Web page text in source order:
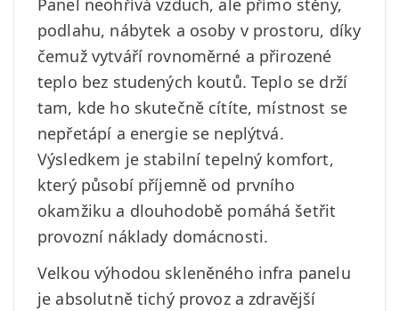
Panel neohřívá vzduch, ale přímo stěny,
podlahu, nábytek a osoby v prostoru, díky
čemuž vytváří rovnoměrné a přirozené
teplo bez studených koutů. Teplo se drží
tam, kde ho skutečně cítíte, místnost se
nepřetápí a energie se neplýtvá.
Výsledkem je stabilní tepelný komfort,
který působí příjemně od prvního
okamžiku a dlouhodobě pomáhá šetřit
provozní náklady domácnosti.
Velkou výhodou skleněného infra panelu
je absolutně tichý provoz a zdravější